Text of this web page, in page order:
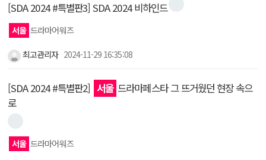
[SDA 2024 #특별판3] SDA 2024 비하인드
서울 드라마어워즈
최고관리자 2024-11-29 16:35:08
[SDA 2024 #특별판2] 서울 드라마페스타 그 뜨거웠던 현장 속으
로
서울 드라마어워즈